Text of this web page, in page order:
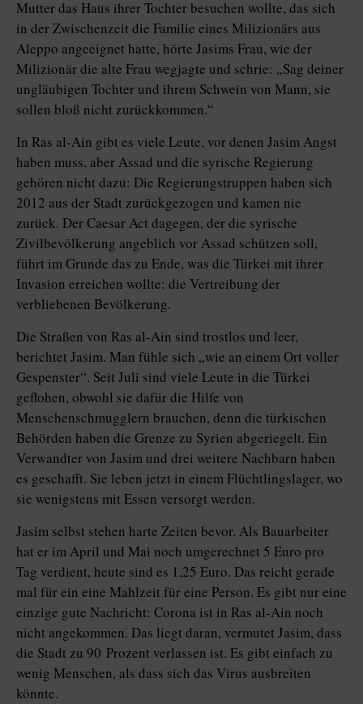
Mutter das Haus ihrer Tochter besuchen wollte, das sich
in der Zwischenzeit die Familie eines Milizionärs aus
Aleppo angeeignet hatte, hörte Jasims Frau, wie der
Milizionär die alte Frau wegjagte und schrie: „Sag deiner
ungläubigen Tochter und ihrem Schwein von Mann, sie
sollen bloß nicht zurückkommen.“
In Ras al-Ain gibt es viele Leute, vor denen Jasim Angst
haben muss, aber Assad und die syrische Regierung
gehören nicht dazu: Die Regierungstruppen haben sich
2012 aus der Stadt zurückgezogen und kamen nie
zurück. Der Caesar Act dagegen, der die syrische
Zivilbevölkerung angeblich vor Assad schützen soll,
führt im Grunde das zu Ende, was die Türkei mit ihrer
Inva­sion erreichen wollte: die Vertreibung der
verbliebenen Bevölkerung.
Die Straßen von Ras al-Ain sind trostlos und leer,
berichtet Jasim. Man fühle sich „wie an einem Ort voller
Gespenster“. Seit Juli sind viele Leute in die Türkei
geflohen, obwohl sie dafür die Hilfe von
Menschenschmugglern brauchen, denn die türkischen
Behörden haben die Grenze zu Syrien abgeriegelt. Ein
Verwandter von Jasim und drei weitere Nachbarn haben
es geschafft. Sie leben jetzt in einem Flüchtlingslager, wo
sie wenigstens mit Essen versorgt werden.
Jasim selbst stehen harte Zeiten bevor. Als Bauarbeiter
hat er im April und Mai noch umgerechnet 5 Euro pro
Tag verdient, heute sind es 1,25 Euro. Das reicht gerade
mal für ein eine Mahlzeit für eine Person. Es gibt nur eine
einzige gute Nachricht: Corona ist in Ras al-Ain noch
nicht angekommen. Das liegt daran, vermutet Jasim, dass
die Stadt zu 90 Prozent verlassen ist. Es gibt einfach zu
wenig Menschen, als dass sich das Virus ausbreiten
könnte.